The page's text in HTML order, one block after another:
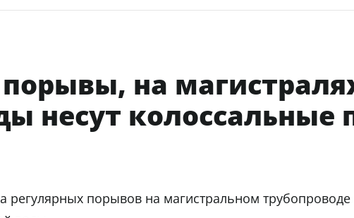
на
несут колоссальные
регулярных порывов на магистральном